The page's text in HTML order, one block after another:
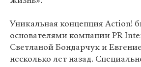
Уникальная концепция Action!
основателями компании PR
Светланой Бондарчук и
несколько лет назад.